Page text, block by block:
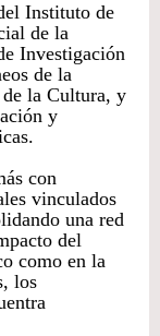
Instituto de
de la
Investigación
de la
la Cultura, y
y
con
vinculados
una red
del
como en la
los